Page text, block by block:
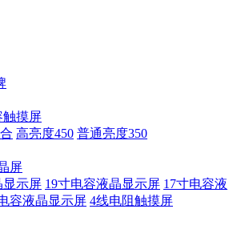
触摸屏
高亮度450 普通亮度350
屏
显示屏 19寸电容液晶显示屏 17寸电容液
容液晶显示屏 4线电阻触摸屏